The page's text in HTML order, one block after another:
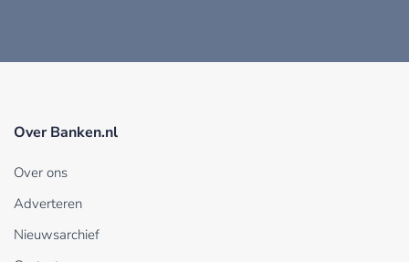
Over Banken.nl
Over ons
Adverteren
Nieuwsarchief